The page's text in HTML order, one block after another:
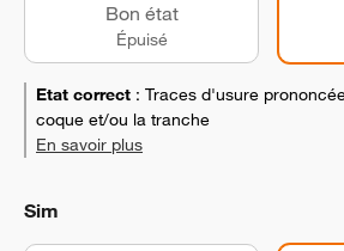
Bon état
Épuisé
Etat correct : Traces d'usure
coque et/ou la tranche
En savoir plus
Sim